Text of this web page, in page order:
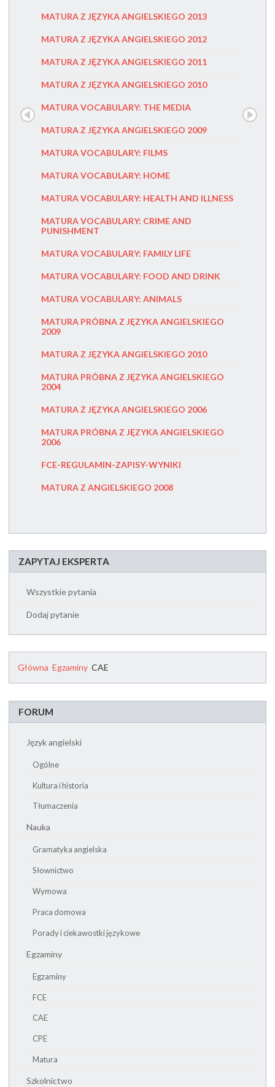
MATURA Z JĘZYKA ANGIELSKIEGO 2013
MATURA Z JĘZYKA ANGIELSKIEGO 2012
MATURA Z JĘZYKA ANGIELSKIEGO 2011
MATURA Z JĘZYKA ANGIELSKIEGO 2010
MATURA VOCABULARY: THE MEDIA
MATURA Z JĘZYKA ANGIELSKIEGO 2009
MATURA VOCABULARY: FILMS
MATURA VOCABULARY: HOME
MATURA VOCABULARY: HEALTH AND ILLNESS
MATURA VOCABULARY: CRIME AND
PUNISHMENT
MATURA VOCABULARY: FAMILY LIFE
MATURA VOCABULARY: FOOD AND DRINK
MATURA VOCABULARY: ANIMALS
MATURA PRÓBNA Z JĘZYKA ANGIELSKIEGO
2009
MATURA Z JĘZYKA ANGIELSKIEGO 2010
MATURA PRÓBNA Z JĘZYKA ANGIELSKIEGO
2004
MATURA Z JĘZYKA ANGIELSKIEGO 2006
MATURA PRÓBNA Z JĘZYKA ANGIELSKIEGO
2006
FCE-REGULAMIN-ZAPISY-WYNIKI
MATURA Z ANGIELSKIEGO 2008
TOEFL I
ZAPYTAJ EKSPERTA
Wszystkie pytania
Dodaj pytanie
Główna Egzaminy CAE
FORUM
Język angielski
Ogólne
Kultura i historia
Tłumaczenia
Nauka
Gramatyka angielska
Słownictwo
Wymowa
Praca domowa
Porady i ciekawostki językowe
Egzaminy
Egzaminy
FCE
CAE
CPE
Matura
Szkolnictwo